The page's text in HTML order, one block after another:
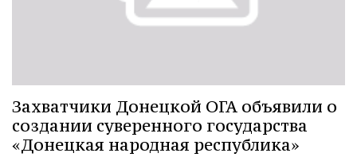
Захватчики Донецкой ОГА объявили о
создании суверенного государства
«Донецкая народная республика»